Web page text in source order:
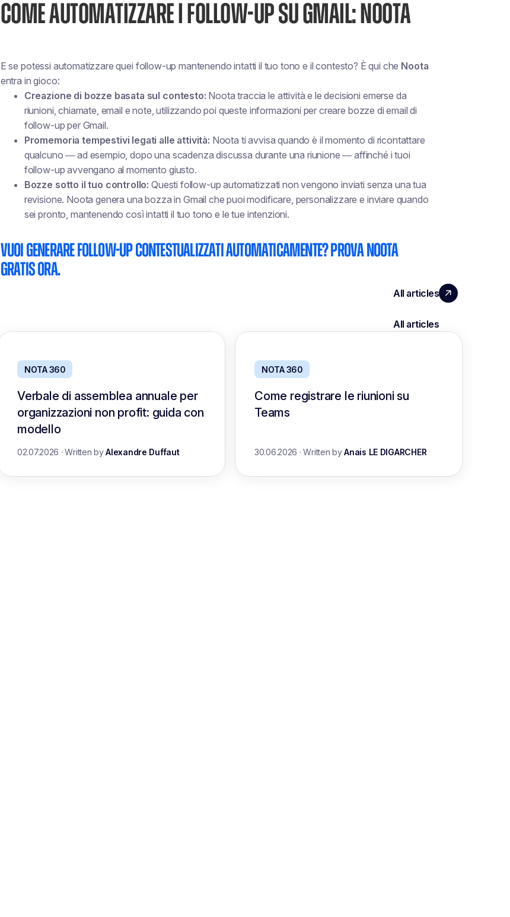
COME AUTOMATIZZARE I FOLLOW-UP SU GMAIL: NOOTA
E se potessi automatizzare quei follow-upmantenendo intatti il tuo tono e il contesto? È qui che Noota
entra in gioco:
Creazione di bozze basata sul contesto: Noota traccia le attività e le decisioni emerse da
riunioni, chiamate, email e note, utilizzando poi queste informazioni per creare bozze di email di
follow-up per Gmail.
Promemoria tempestivi legati alle attività: Noota ti avvisaquando è il momento di ricontattare
qualcuno — ad esempio, dopo una scadenza discussa durante una riunione — affinché i tuoi
follow-up avvengano al momento giusto.
Bozze sotto il tuo controllo: Questi follow-up automatizzati non vengono inviati senza una tua
revisione. Noota genera una bozza in Gmail che puoi modificare, personalizzare e inviare quando
sei pronto, mantenendo così intatti il tuo tono e le tue intenzioni.
Vuoi generare follow-up contestualizzati automaticamente? Prova Noota
gratis ora.
NOTA 360
Verbale di assemblea annuale per
organizzazioni non profit: guida con
modello
02.07.2026 ·Written byAlexandre Duffaut
NOTA 360
Come registrare le riunioni su
Teams
30.06.2026 ·Written byAnais LE DIGARCHER